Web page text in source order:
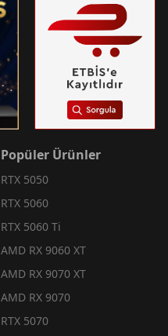
Popüler Ürünler
RTX 5050
RTX 5060
RTX 5060 Ti
AMD RX 9060 XT
AMD RX 9070 XT
AMD RX 9070
RTX 5070